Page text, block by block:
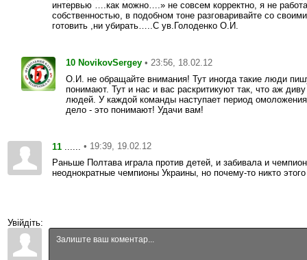
интервью ….как можно….» не совсем корректно, я не
собственностью, в подобном тоне разговаривайте со
готовить ,ни убирать…..С ув.Голоденко О.И.
10 NovikovSergey • 23:56, 18.02.12
О.И. не обращайте внимания! Тут иногда такие люди
понимают. Тут и нас и вас раскритикуют так, что аж
людей. У каждой команды наступает период
дело - это понимают! Удачи вам!
11
• 19:39, 19.02.12
Раньше Полтава играла против детей, и забивала и
неоднократные чемпионы Украины, но почему-то никто
Увійдіть: